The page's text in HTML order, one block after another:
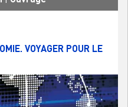
VOYAGER POUR LE